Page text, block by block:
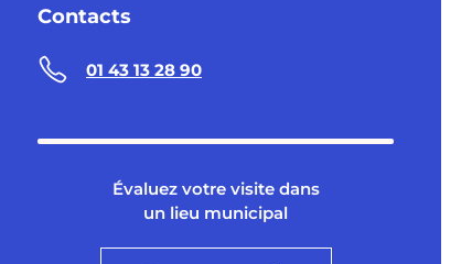
Contacts
01 43 13 28 90
Évaluez votre visite dans
un lieu municipal